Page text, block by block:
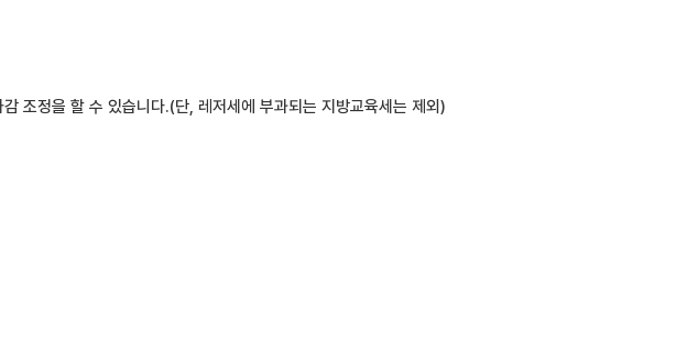
조정을 할 수 있습니다.(단, 레저세에 부과되는 지방교육세는 제외)